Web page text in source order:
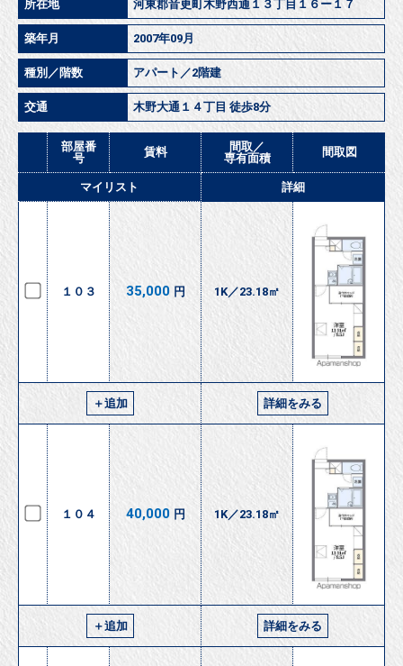
所在地 河東郡音更町木野西通１３丁目１６ー１７
築年月 2007年09月
種別／階数 アパート／2階建
交通 木野大通１４丁目 徒歩8分
部屋番
号
賃料
間取／
専有面積
間取図
マイリスト 詳細
１０３ 35,000 円 1K／23.18㎡
＋追加 詳細をみる
１０４ 40,000 円 1K／23.18㎡
＋追加 詳細をみる